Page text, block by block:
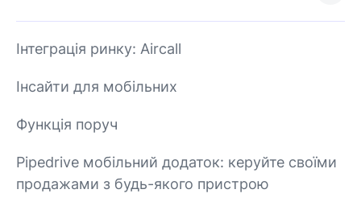
Інтеграція ринку: Aircall
Інсайти для мобільних
Функція поруч
Pipedrive мобільний додаток: керуйте своїми
продажами з будь-якого пристрою